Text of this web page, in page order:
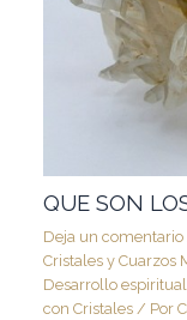
QUE SON
Deja un comentario
Cristales y Cuarzos
Desarrollo
con Cristales / Por